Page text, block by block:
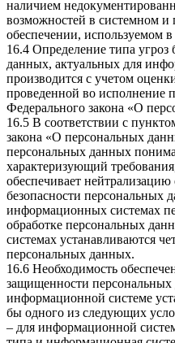
наличием
возможностей в системном
обеспечении, используемом
16.4 Определение типа угроз
данных, актуальных для
производится с учетом
проведенной во исполнение
Федерального закона «О
16.5 В соответствии с
закона «О персональных
персональных данных
характеризующий
обеспечивает
безопасности персональных
информационных системах
обработке персональных
системах устанавливаются
персональных данных.
16.6 Необходимость
защищенности
информационной системе
бы одного из следующих
– для информационной